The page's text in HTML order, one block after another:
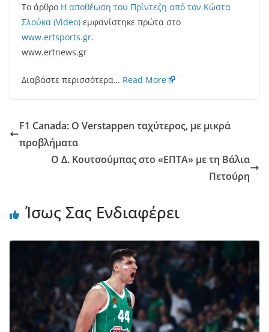
Το άρθρο Η αποθέωση του Πρίντεζη από τον Κώστα
Σλούκα (Video) εμφανίστηκε πρώτα στο
www.ertsports.gr.
www.ertnews.gr
Διαβάστε περισσότερα… Read More
F1 Canada: Ο Verstappen ταχύτερος, με μικρά
προβλήματα
Ο Δ. Κουτσούμπας στο «ΕΠΤΑ» με τη Βάλια
Πετούρη
Ίσως Σας Ενδιαφέρει